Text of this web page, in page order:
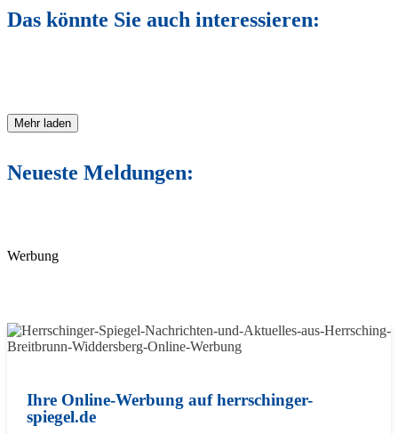
Das könnte Sie auch interessieren:
Mehr laden
Neueste Meldungen:
Werbung
Ihre Online-Werbung auf herrschinger-
spiegel.de